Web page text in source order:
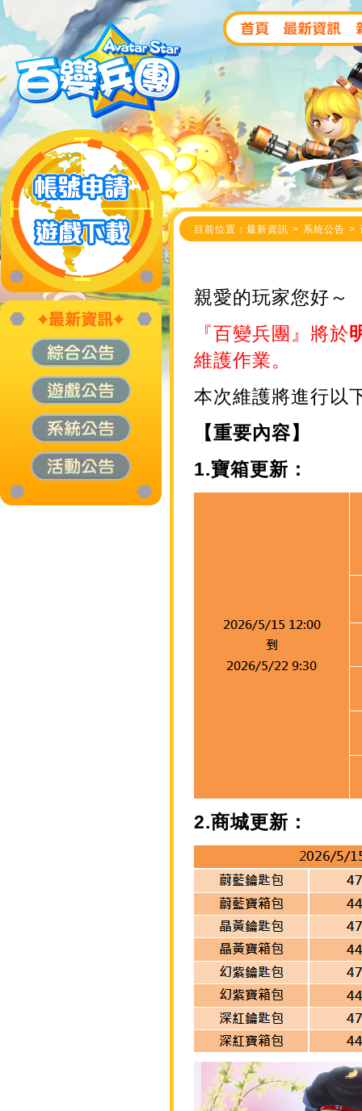
目前位置：最新資訊 > 系統公告
親愛的玩家您好～
『百變兵團』將於
維護作業。
本次維護將進行以
【重要內容】
1.寶箱更新：
2.商城更新：